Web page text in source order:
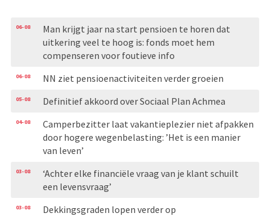
06-08
Man krijgt jaar na start pensioen te horen dat
uitkering veel te hoog is: fonds moet hem
compenseren voor foutieve info
06-08 NN ziet pensioenactiviteiten verder groeien
05-08 Definitief akkoord over Sociaal Plan Achmea
04-08
Camperbezitter laat vakantieplezier niet afpakken
door hogere wegenbelasting: ’Het is een manier
van leven’
03-08
‘Achter elke financiële vraag van je klant schuilt
een levensvraag’
03-08 Dekkingsgraden lopen verder op